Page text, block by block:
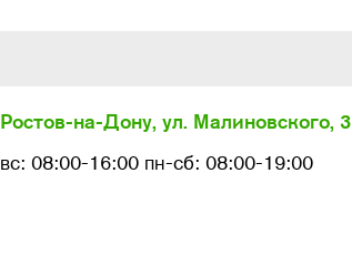
Ростов-на-Дону, ул. Малиновского, 3
вс: 08:00-16:00 пн-сб: 08:00-19:00